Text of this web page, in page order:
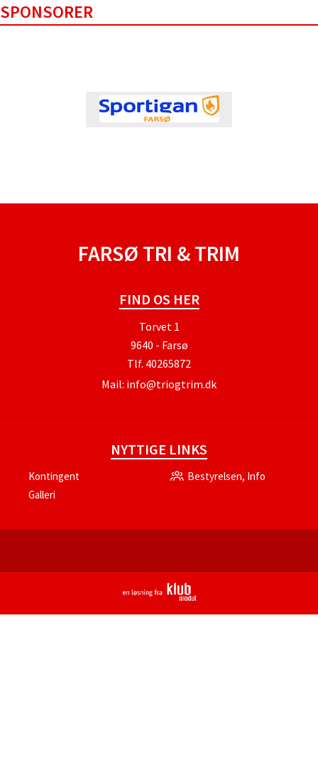
SPONSORER
FARSØ TRI & TRIM
FIND OS HER
Torvet 1
9640 - Farsø
Tlf. 40265872
Mail: info@triogtrim.dk
NYTTIGE LINKS
Kontingent
Bestyrelsen, Info
Galleri